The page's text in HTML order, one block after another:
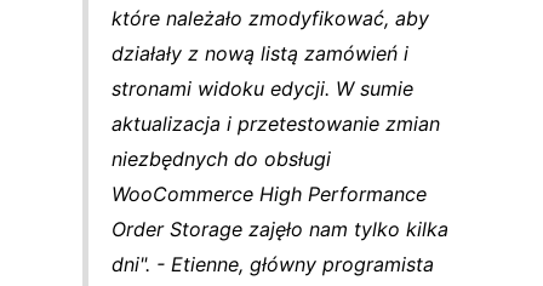
które należało zmodyfikować, aby
działały z nową listą zamówień i
stronami widoku edycji. W sumie
aktualizacja i przetestowanie zmian
niezbędnych do obsługi
WooCommerce High Performance
Order Storage zajęło nam tylko kilka
dni". - Etienne, główny programista